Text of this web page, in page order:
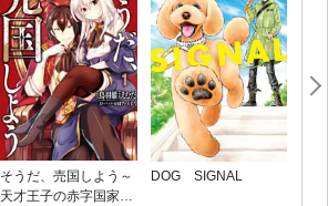
そうだ、売国しよう～
天才王子の赤字国家再
DOG SIGNAL